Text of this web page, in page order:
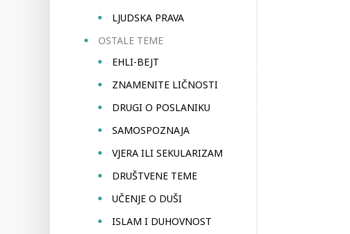
LJUDSKA PRAVA
OSTALE TEME
EHLI-BEJT
ZNAMENITE LIČNOSTI
DRUGI O POSLANIKU
SAMOSPOZNAJA
VJERA ILI SEKULARIZAM
DRUŠTVENE TEME
UČENJE O DUŠI
ISLAM I DUHOVNOST